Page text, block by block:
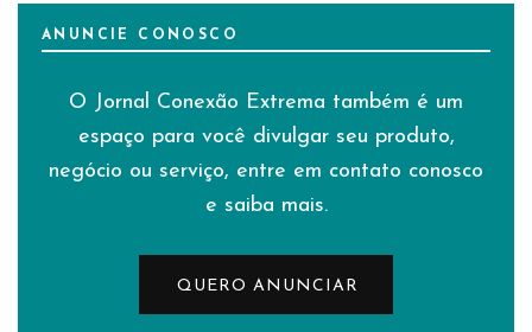
ANUNCIE CONOSCO
O Jornal Conexão Extrema também é um
espaço para você divulgar seu produto,
negócio ou serviço, entre em contato conosco
e saiba mais.
QUERO ANUNCIAR